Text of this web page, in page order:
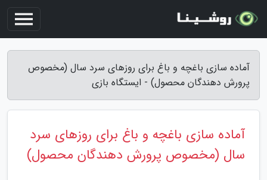
آماده سازی باغچه و باغ برای روزهای سرد سال (مخصوص
پرورش دهندگان محصول) - ایستگاه بازی
آماده سازی باغچه و باغ برای روزهای سرد
سال (مخصوص پرورش دهندگان محصول)